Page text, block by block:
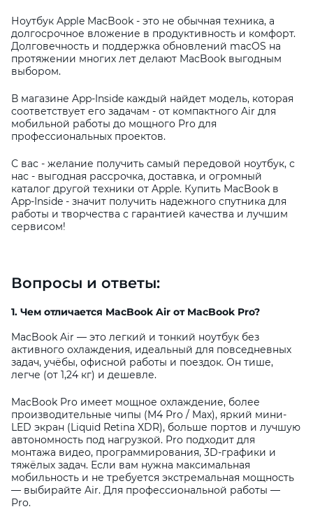
Ноутбук Apple MacBook - это не обычная техника, а
долгосрочное вложение в продуктивность и комфорт.
Долговечность и поддержка обновлений macOS на
протяжении многих лет делают MacBook выгодным
выбором.
В магазине App-Inside каждый найдет модель, которая
соответствует его задачам - от компактного Air для
мобильной работы до мощного Pro для
профессиональных проектов.
С вас - желание получить самый передовой ноутбук, с
нас - выгодная рассрочка, доставка, и огромный
каталог другой техники от Apple. Купить MacBook в
App-Inside - значит получить надежного спутника для
работы и творчества с гарантией качества и лучшим
сервисом!
Вопросы и ответы:
1. Чем отличается MacBook Air от MacBook Pro?
MacBook Air — это легкий и тонкий ноутбук без
активного охлаждения, идеальный для повседневных
задач, учёбы, офисной работы и поездок. Он тише,
легче (от 1,24 кг) и дешевле.
MacBook Pro имеет мощное охлаждение, более
производительные чипы (M4 Pro / Max), яркий мини-
LED экран (Liquid Retina XDR), больше портов и лучшую
автономность под нагрузкой. Pro подходит для
монтажа видео, программирования, 3D-графики и
тяжёлых задач. Если вам нужна максимальная
мобильность и не требуется экстремальная мощность
— выбирайте Air. Для профессиональной работы —
Pro.